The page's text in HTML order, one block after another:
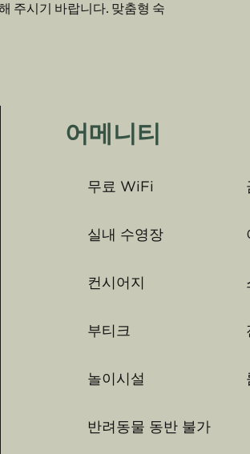
주시기 바랍니다. 맞춤형 숙
어메니티
무료 WiFi
실내 수영장
컨시어지
부티크
놀이시설
반려동물 동반 불가